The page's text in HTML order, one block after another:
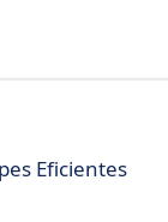
Eficientes